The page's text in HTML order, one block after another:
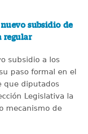
subsidio de
regular
subsidio a los
paso formal en el
que diputados
Legislativa la
mecanismo de